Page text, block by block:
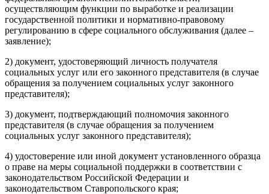
осуществляющим функции по выработке и реализации
государственной политики и нормативно-правовому
регулированию в сфере социального обслуживания (далее –
заявление);
2) документ, удостоверяющий личность получателя
социальных услуг или его законного представителя (в случае
обращения за получением социальных услуг законного
представителя);
3) документ, подтверждающий полномочия законного
представителя (в случае обращения за получением
социальных услуг законного представителя);
4) удостоверение или иной документ установленного образца
о праве на меры социальной поддержки в соответствии с
законодательством Российской Федерации и
законодательством Ставропольского края;